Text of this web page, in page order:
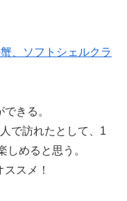
、ソフトシェルクラ
きる。
で訪れたとして、1
しめると思う。
スメ！